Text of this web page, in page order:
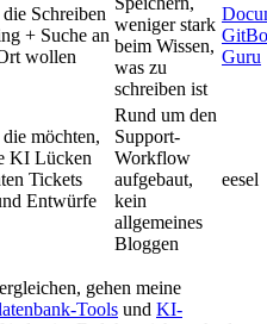
die Schreiben
+ Suche an
wollen
weniger stark
beim Wissen,
was zu
schreiben ist
Guru
die möchten,
KI Lücken
Tickets
Entwürfe
Rund um den
Support-
Workflow
aufgebaut,
kein
allgemeines
Bloggen
eesel
gehen meine
Tools und KI-